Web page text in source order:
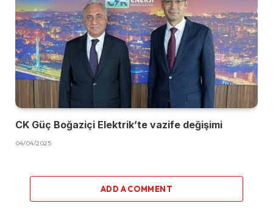
CK Güç Boğaziçi Elektrik’te vazife değişimi
04/04/2025
ADD A COMMENT